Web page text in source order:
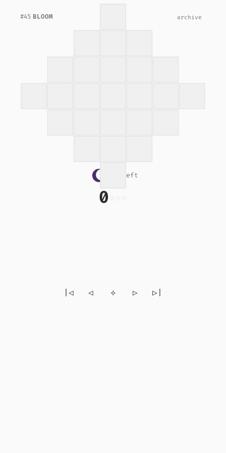
#45 BLOOM archive
16 left
0
|◁ ◁ ⟡ ▷ ▷|